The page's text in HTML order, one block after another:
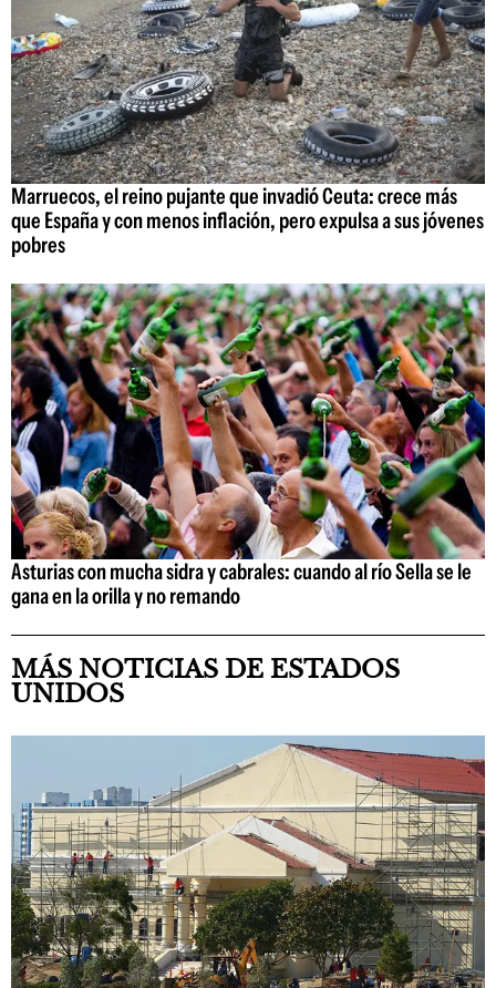
Marruecos, el reino pujante que invadió Ceuta: crece más
que España y con menos inflación, pero expulsa a sus jóvenes
pobres
Asturias con mucha sidra y cabrales: cuando al río Sella se le
gana en la orilla y no remando
MÁS NOTICIAS DE ESTADOS
UNIDOS